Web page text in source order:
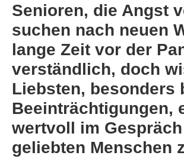
Senioren, die Angst
suchen nach neuen
lange Zeit vor der
verständlich, doch
Liebsten, besonders
Beeinträchtigungen,
wertvoll im
geliebten Menschen